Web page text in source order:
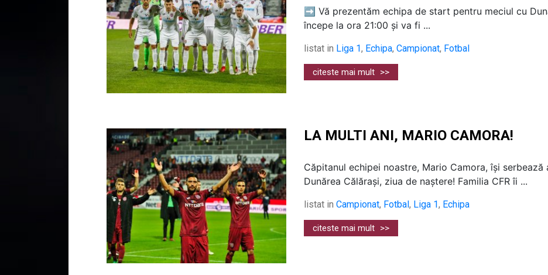
➡️ Vă prezentăm echipa de start pentru meciul cu
începe la ora 21:00 și va fi ...
listat in Liga 1, Echipa, Campionat, Fotbal
citeste mai mult >>
LA MULTI ANI, MARIO CAMORA!
Căpitanul echipei noastre, Mario Camora, își serbează
Dunărea Călărași, ziua de naștere! Familia CFR îi ...
listat in Campionat, Fotbal, Liga 1, Echipa
citeste mai mult >>